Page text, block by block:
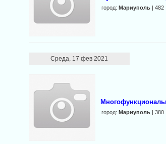
город:Мариуполь | 482
Среда, 17 фев 2021
город:Мариуполь | 380